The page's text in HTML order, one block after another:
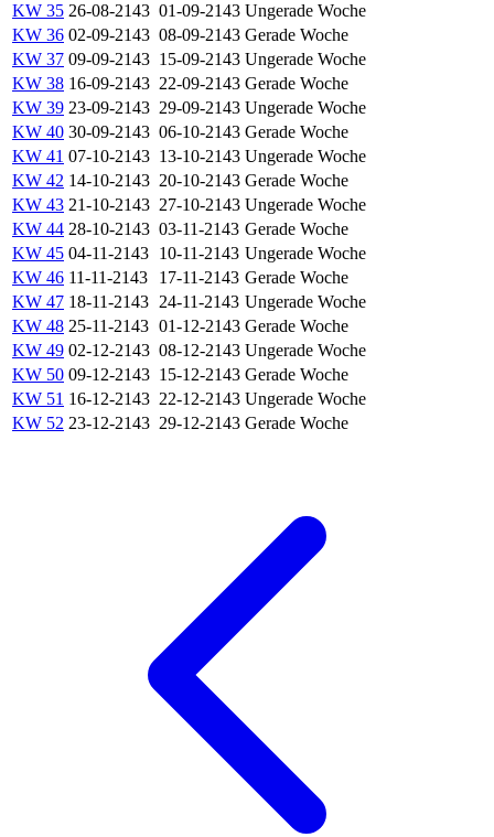
KW 35 26-08-2143 01-09-2143 Ungerade Woche
KW 36 02-09-2143 08-09-2143 Gerade Woche
KW 37 09-09-2143 15-09-2143 Ungerade Woche
KW 38 16-09-2143 22-09-2143 Gerade Woche
KW 39 23-09-2143 29-09-2143 Ungerade Woche
KW 40 30-09-2143 06-10-2143 Gerade Woche
KW 41 07-10-2143 13-10-2143 Ungerade Woche
KW 42 14-10-2143 20-10-2143 Gerade Woche
KW 43 21-10-2143 27-10-2143 Ungerade Woche
KW 44 28-10-2143 03-11-2143 Gerade Woche
KW 45 04-11-2143 10-11-2143 Ungerade Woche
KW 46 11-11-2143 17-11-2143 Gerade Woche
KW 47 18-11-2143 24-11-2143 Ungerade Woche
KW 48 25-11-2143 01-12-2143 Gerade Woche
KW 49 02-12-2143 08-12-2143 Ungerade Woche
KW 50 09-12-2143 15-12-2143 Gerade Woche
KW 51 16-12-2143 22-12-2143 Ungerade Woche
KW 52 23-12-2143 29-12-2143 Gerade Woche